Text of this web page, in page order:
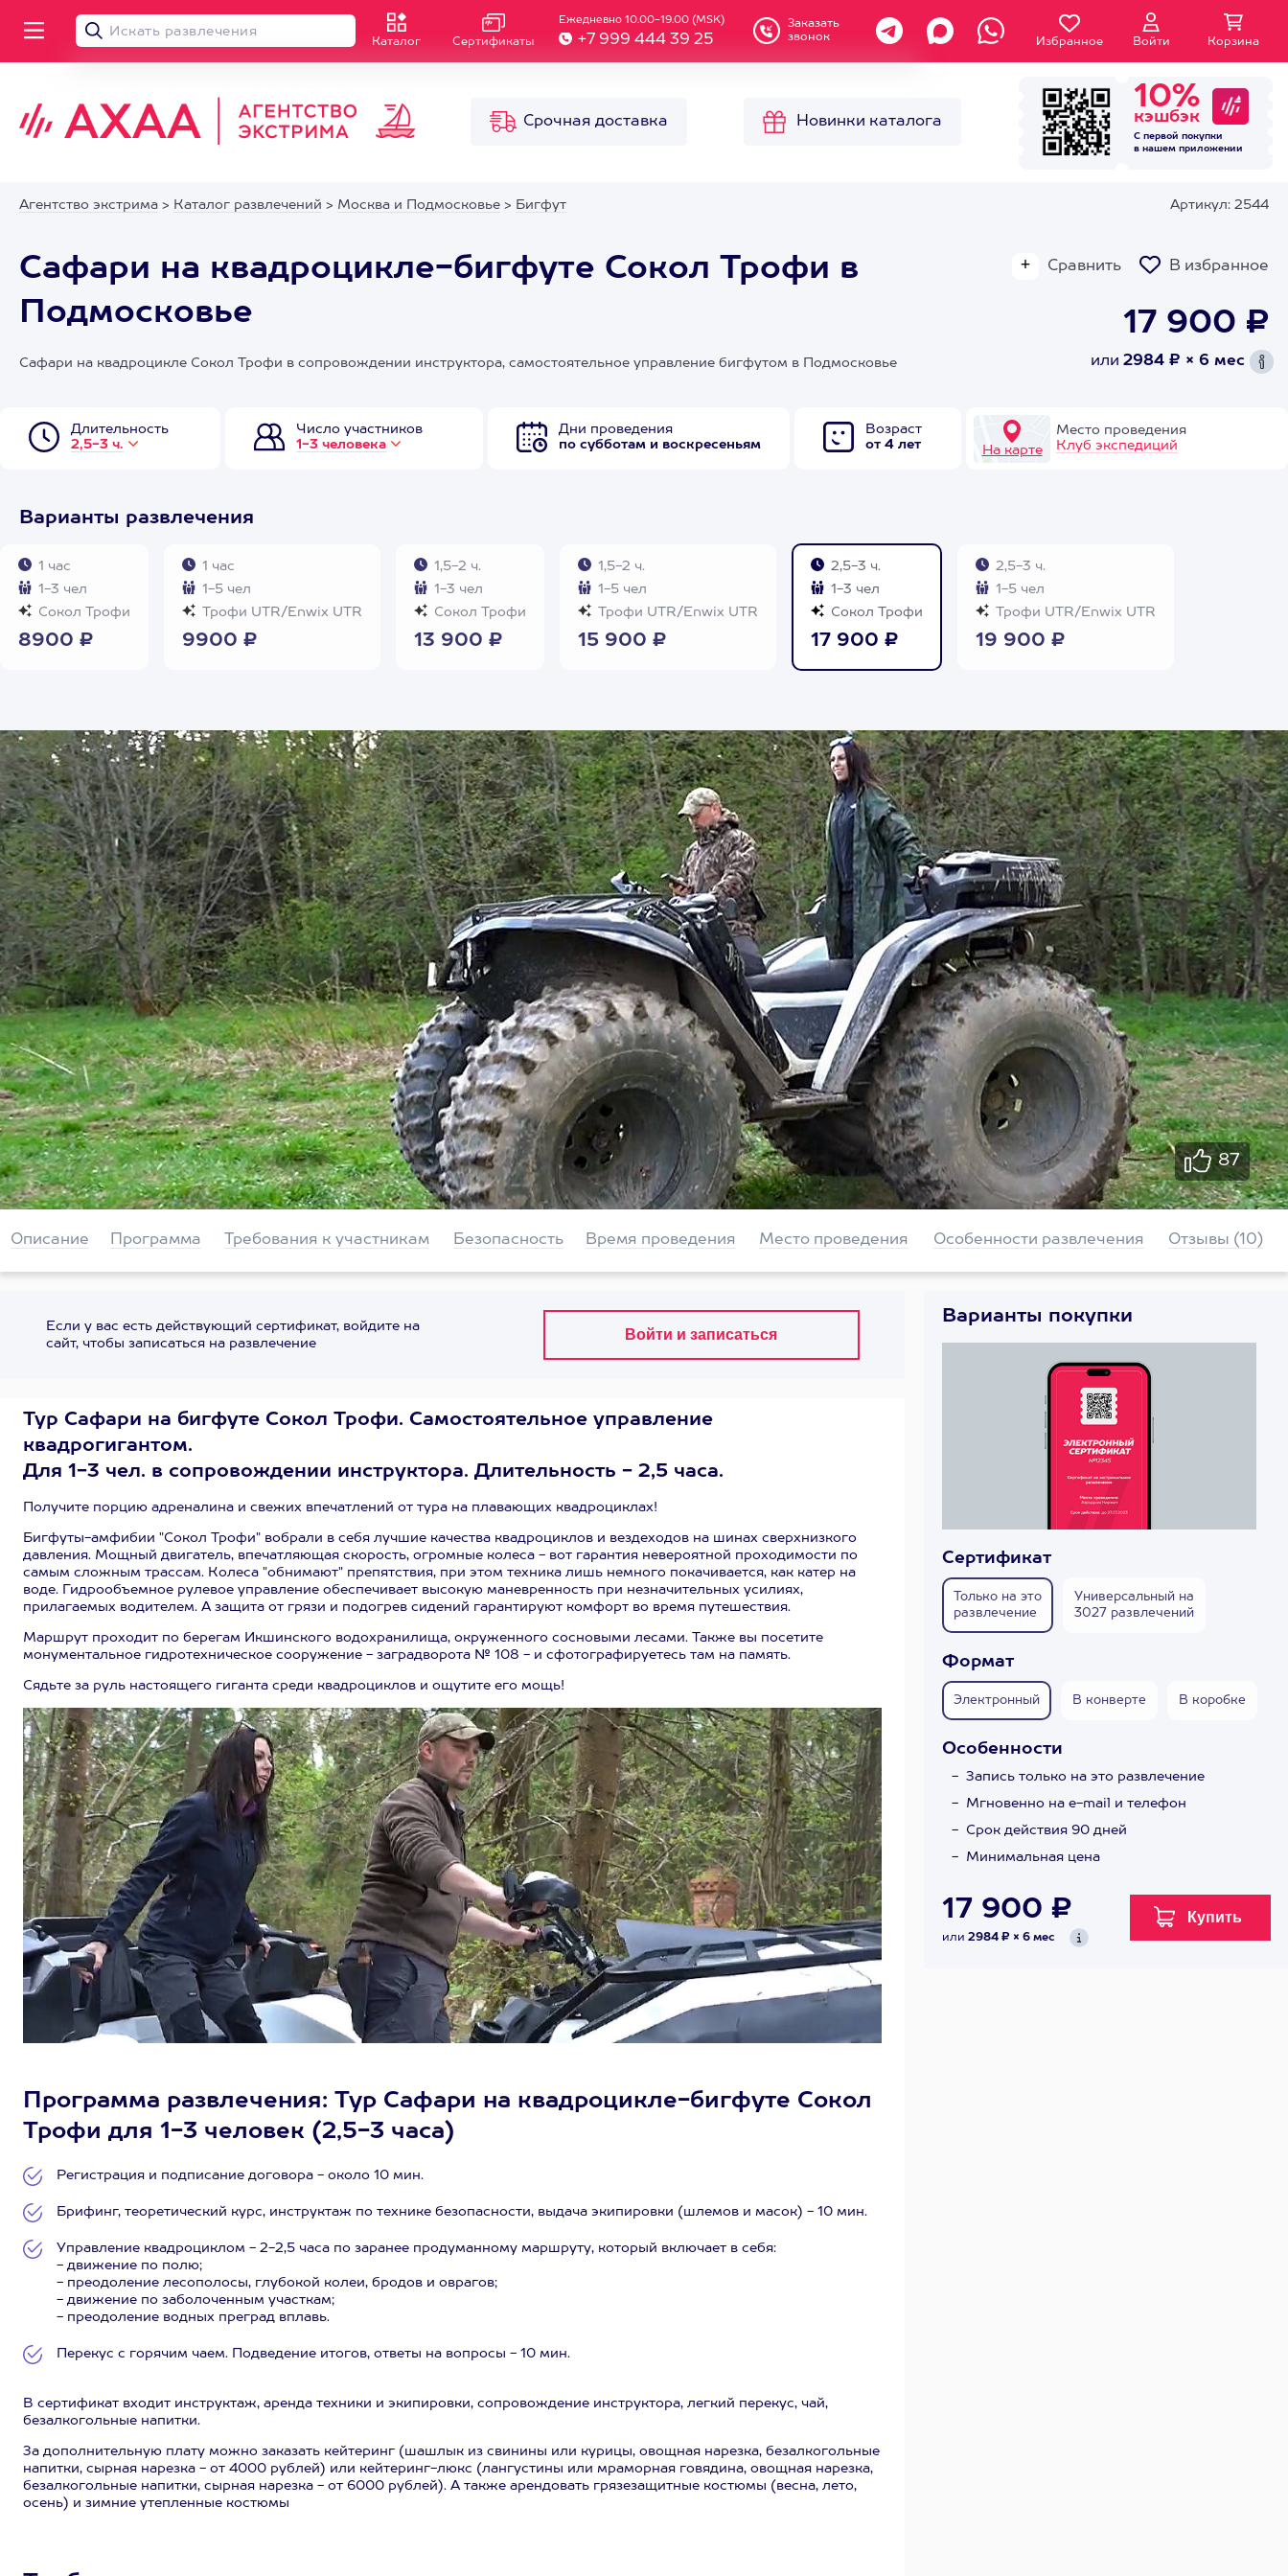
Каталог Сертификаты
Ежедневно 10.00-19.00 (MSK)
+7 999 444 39 25
Заказать
звонок
Избранное Войти Корзина
Срочная доставка Новинки каталога
10%
кэшбэк
С первой покупки
в нашем приложении
Агентство экстрима > Каталог развлечений > Москва и Подмосковье > Бигфут Артикул: 2544
Сафари на квадроцикле-бигфуте Сокол Трофи в
Подмосковье
Сравнить В избранное
17 900 ₽
или 2984 ₽ × 6 мес
Сафари на квадроцикле Сокол Трофи в сопровождении инструктора, самостоятельное управление бигфутом в Подмосковье
Длительность
2,5-3 ч.
Число участников
1-3 человека
Дни проведения
по субботам и воскресеньям
Возраст
от 4 лет
На карте
Место проведения
Клуб экспедиций
Варианты развлечения
1 час
1-3 чел
Сокол Трофи
8900 ₽
1 час
1-5 чел
Трофи UTR/Enwix UTR
9900 ₽
1,5-2 ч.
1-3 чел
Сокол Трофи
13 900 ₽
1,5-2 ч.
1-5 чел
Трофи UTR/Enwix UTR
15 900 ₽
2,5-3 ч.
1-3 чел
Сокол Трофи
17 900 ₽
2,5-3 ч.
1-5 чел
Трофи UTR/Enwix UTR
19 900 ₽
87
Описание Программа Требования к участникам Безопасность Время проведения Место проведения Особенности развлечения Отзывы (10)
Если у вас есть действующий сертификат, войдите на
сайт, чтобы записаться на развлечение
Тур Сафари на бигфуте Сокол Трофи. Самостоятельное управление
квадрогигантом.
Для 1-3 чел. в сопровождении инструктора. Длительность - 2,5 часа.
Получите порцию адреналина и свежих впечатлений от тура на плавающих квадроциклах!
Бигфуты-амфибии "Сокол Трофи" вобрали в себя лучшие качества квадроциклов и вездеходов на шинах сверхнизкого
давления. Мощный двигатель, впечатляющая скорость, огромные колеса - вот гарантия невероятной проходимости по
самым сложным трассам. Колеса "обнимают" препятствия, при этом техника лишь немного покачивается, как катер на
воде. Гидрообъемное рулевое управление обеспечивает высокую маневренность при незначительных усилиях,
прилагаемых водителем. А защита от грязи и подогрев сидений гарантируют комфорт во время путешествия.
Маршрут проходит по берегам Икшинского водохранилища, окруженного сосновыми лесами. Также вы посетите
монументальное гидротехническое сооружение - заградворота № 108 - и сфотографируетесь там на память.
Сядьте за руль настоящего гиганта среди квадроциклов и ощутите его мощь!
Программа развлечения: Тур Сафари на квадроцикле-бигфуте Сокол
Трофи для 1-3 человек (2,5-3 часа)
Регистрация и подписание договора - около 10 мин.
Брифинг, теоретический курс, инструктаж по технике безопасности, выдача экипировки (шлемов и масок) - 10 мин.
У​​​правление квадроциклом - 2-2,5 часа по заранее продуманному маршруту, который включает в себя:
- движение по полю;
- преодоление лесополосы, глубокой колеи, бродов и оврагов;
- движение по заболоченным участкам;
- преодоление водных преград вплавь.
Перекус с горячим чаем. Подведение итогов, ответы на вопросы - 10 мин.
В сертификат входит инструктаж, аренда техники и экипировки, сопровождение инструктора, легкий перекус, чай,
безалкогольные напитки.
За дополнительную плату можно заказать кейтеринг (шашлык из свинины или курицы, овощная нарезка, безалкогольные
напитки, сырная нарезка - от 4000 рублей) или кейтеринг-люкс (лангустины или мраморная говядина, овощная нарезка,
безалкогольные напитки, сырная нарезка - от 6000 рублей). А также арендовать грязезащитные костюмы (весна, лето,
осень) и зимние утепленные костюмы
Варианты покупки
Сертификат
Только на это
развлечение
Универсальный на
3027 развлечений
Формат
Электронный В конверте В коробке
Особенности
Запись только на это развлечение
Мгновенно на e-mail и телефон
Срок действия 90 дней
Минимальная цена
17 900 ₽
или 2984 ₽ × 6 мес